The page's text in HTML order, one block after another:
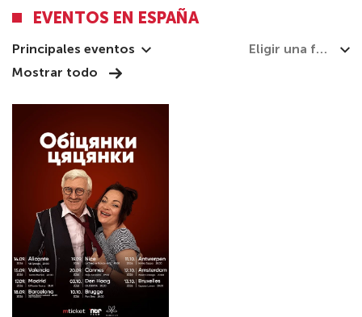
EVENTOS EN ESPAÑA
Principales eventos
Mostrar todo